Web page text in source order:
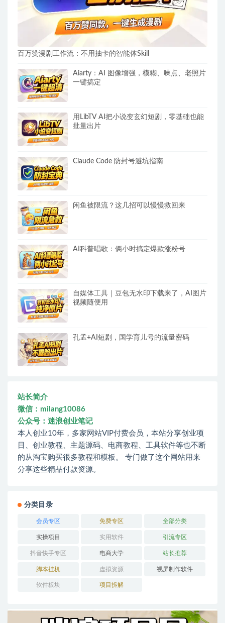
百万赞漫剧工作流：不用抽卡的智能体Skill
Aiarty：AI 图像增强，模糊、噪点、老照片
一键搞定
用LibTV AI把小说变玄幻短剧，零基础也能
批量出片
Claude Code 防封号避坑指南
闲鱼被限流？这几招可以慢慢救回来
AI科普唱歌：俩小时搞定爆款涨粉号
自媒体工具｜豆包无水印下载来了，AI图片
视频随便用
孔孟+AI短剧，国学育儿号的流量密码
站长简介
微信：milang10086
公众号：迷浪创业笔记
本人创业10年，多家网站VIP付费会员，本站分享创业项
目、创业教程、主题源码、电商教程、工具软件等也不断
的从淘宝购买很多教程和模板。 专门做了这个网站用来
分享这些精品付款资源。
分类目录
会员专区 免费专区 全部分类
实操项目 实用软件 引流专区
抖音快手专区 电商大学 站长推荐
脚本挂机 虚拟资源 视屏制作软件
软件板块 项目拆解